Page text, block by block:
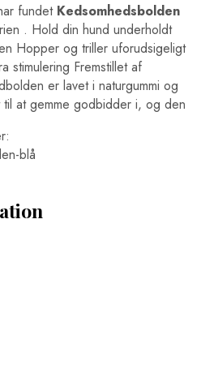
fundet Kedsomhedsbolden
. Hold din hund underholdt
Hopper og triller uforudsigeligt
stimulering Fremstillet af
er lavet i naturgummi og
at gemme godbidder i, og den
blå